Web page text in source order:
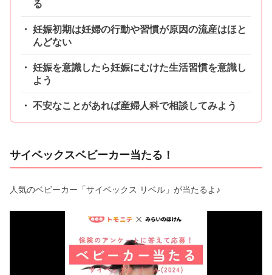
る
妊娠初期は妊婦の行動や習慣が原因の流産はほと
んどない
妊娠を意識したら妊娠にむけた生活習慣を意識し
よう
不安なことがあれば産婦人科で相談してみよう
サイベックスベビーカー当たる！
人気のベビーカー「サイベックス リベル」が当たるよ♪